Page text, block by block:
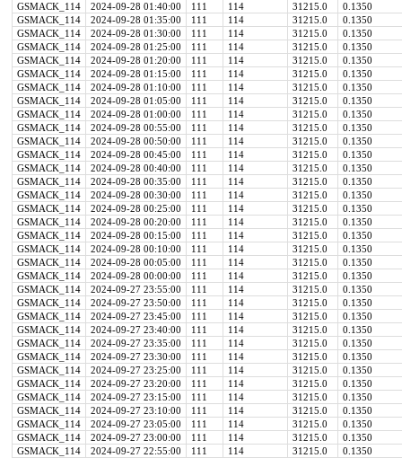
GSMACK_114
2024-09-28 01:40:00 111 114 31215.0
0.1350
GSMACK_114
2024-09-28 01:35:00 111 114 31215.0
0.1350
GSMACK_114
2024-09-28 01:30:00 111 114 31215.0
0.1350
GSMACK_114
2024-09-28 01:25:00 111 114 31215.0
0.1350
GSMACK_114
2024-09-28 01:20:00 111 114 31215.0
0.1350
GSMACK_114
2024-09-28 01:15:00 111 114 31215.0
0.1350
GSMACK_114
2024-09-28 01:10:00 111 114 31215.0
0.1350
GSMACK_114
2024-09-28 01:05:00 111 114 31215.0
0.1350
GSMACK_114
2024-09-28 01:00:00 111 114 31215.0
0.1350
GSMACK_114
2024-09-28 00:55:00 111 114 31215.0
0.1350
GSMACK_114
2024-09-28 00:50:00 111 114 31215.0
0.1350
GSMACK_114
2024-09-28 00:45:00 111 114 31215.0
0.1350
GSMACK_114
2024-09-28 00:40:00 111 114 31215.0
0.1350
GSMACK_114
2024-09-28 00:35:00 111 114 31215.0
0.1350
GSMACK_114
2024-09-28 00:30:00 111 114 31215.0
0.1350
GSMACK_114
2024-09-28 00:25:00 111 114 31215.0
0.1350
GSMACK_114
2024-09-28 00:20:00 111 114 31215.0
0.1350
GSMACK_114
2024-09-28 00:15:00 111 114 31215.0
0.1350
GSMACK_114
2024-09-28 00:10:00 111 114 31215.0
0.1350
GSMACK_114
2024-09-28 00:05:00 111 114 31215.0
0.1350
GSMACK_114
2024-09-28 00:00:00 111 114 31215.0
0.1350
GSMACK_114
2024-09-27 23:55:00 111 114 31215.0
0.1350
GSMACK_114
2024-09-27 23:50:00 111 114 31215.0
0.1350
GSMACK_114
2024-09-27 23:45:00 111 114 31215.0
0.1350
GSMACK_114
2024-09-27 23:40:00 111 114 31215.0
0.1350
GSMACK_114
2024-09-27 23:35:00 111 114 31215.0
0.1350
GSMACK_114
2024-09-27 23:30:00 111 114 31215.0
0.1350
GSMACK_114
2024-09-27 23:25:00 111 114 31215.0
0.1350
GSMACK_114
2024-09-27 23:20:00 111 114 31215.0
0.1350
GSMACK_114
2024-09-27 23:15:00 111 114 31215.0
0.1350
GSMACK_114
2024-09-27 23:10:00 111 114 31215.0
0.1350
GSMACK_114
2024-09-27 23:05:00 111 114 31215.0
0.1350
GSMACK_114
2024-09-27 23:00:00 111 114 31215.0
0.1350
GSMACK_114
2024-09-27 22:55:00 111 114 31215.0
0.1350